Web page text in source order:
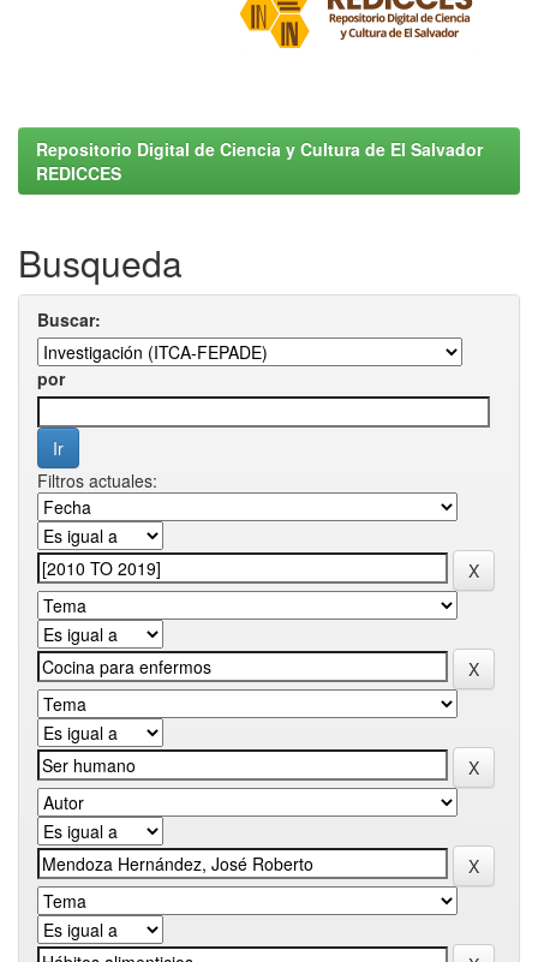
Repositorio Digital de Ciencia y Cultura de El Salvador
REDICCES
Busqueda
Buscar:
por
Filtros actuales: